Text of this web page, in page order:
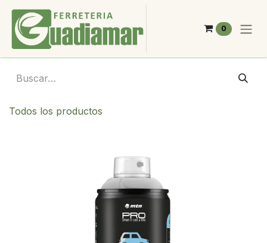
Ir al contenido
0
Todos los productos